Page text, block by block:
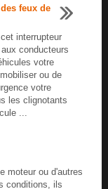
feux de
interrupteur
conducteurs
votre
ou de
votre
les clignotants
...
moteur ou d'autres
conditions, ils